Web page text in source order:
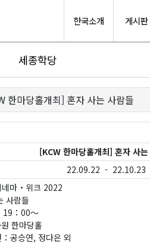
한국소개 게시판
세종학당
한마당홀개최] 혼자 사는 사람들
[KCW 한마당홀개최] 혼자 사는
22.09.22 - 22.10.23
네마・위크 2022
사람들
19：00～
한마당홀
공승연, 정다은 외